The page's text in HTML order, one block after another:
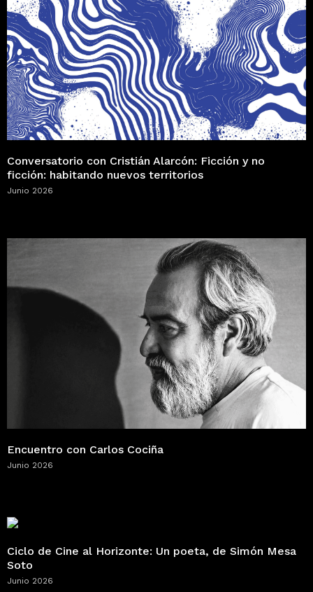
Conversatorio con Cristián Alarcón: Ficción y no
ficción: habitando nuevos territorios
Junio 2026
Encuentro con Carlos Cociña
Junio 2026
Ciclo de Cine al Horizonte: Un poeta, de Simón Mesa
Soto
Junio 2026